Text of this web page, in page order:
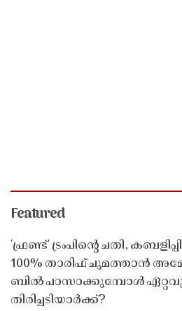
Featured
'ഫ്രണ്ട്' ട്രംപിന്റെ ചതി,
100% താരിഫ് ചുമത്താൻ
ബിൽ പാസാക്കുമ്പോൾ
തിരിച്ചടിയാർക്ക്?